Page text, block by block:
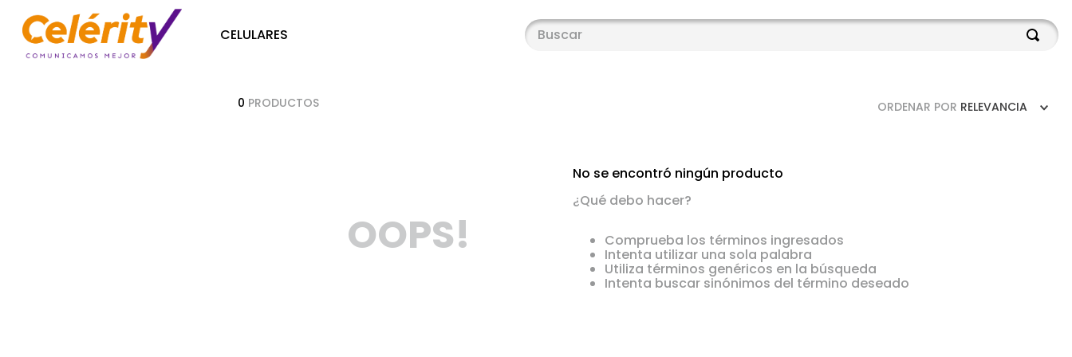
CELULARES
Buscar
0 PRODUCTOS ORDENAR POR RELEVANCIA
OOPS!
No se encontró ningún producto
¿Qué debo hacer?
Comprueba los términos ingresados
Intenta utilizar una sola palabra
Utiliza términos genéricos en la búsqueda
Intenta buscar sinónimos del término deseado